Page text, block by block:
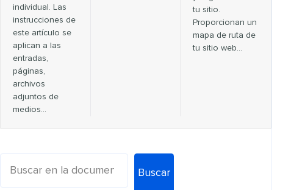
individual. Las
instrucciones de
este artículo se
aplican a las
entradas,
páginas,
archivos
adjuntos de
medios…
tu sitio.
Proporcionan un
mapa de ruta de
tu sitio web...
Buscar